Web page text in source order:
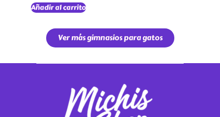
Añadir al carrito
Ver más gimnasios para gatos